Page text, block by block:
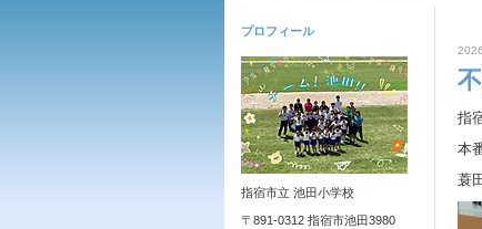
プロフィール
指宿市立 池田小学校
〒891-0312 指宿市池田3980
指
本
蓑